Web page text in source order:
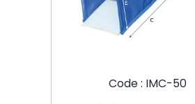
Code : IMC-50